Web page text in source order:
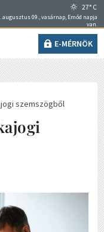
27° C
augusztus 09., vasárnap, Emőd napja
van.
E-MÉRNÖK
szemszögből